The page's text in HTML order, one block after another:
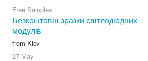
Free Samples
Безкоштовні зразки світлодіодних
модулів
from Kiev
27 May